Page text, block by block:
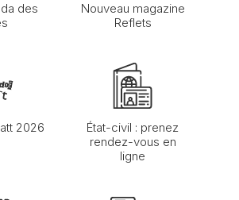
des
Nouveau magazine
Reflets
2026
État-civil : prenez
rendez-vous en
ligne